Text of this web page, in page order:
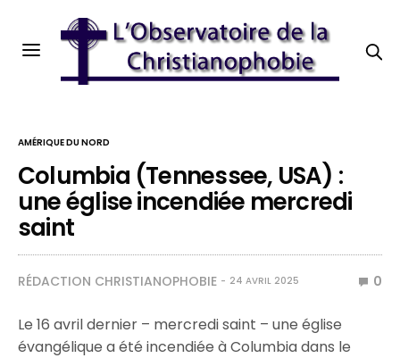
AMÉRIQUE DU NORD
Columbia (Tennessee, USA) :
une église incendiée mercredi
saint
RÉDACTION CHRISTIANOPHOBIE 24 AVRIL 2025 0
Le 16 avril dernier – mercredi saint – une église
évangélique a été incendiée à Columbia dans le